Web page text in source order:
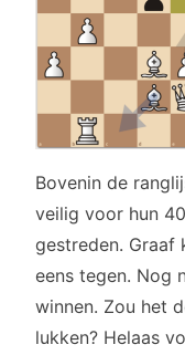
Bovenin de
veilig voor hun
gestreden. Graaf
eens tegen. Nog
winnen. Zou het
lukken? Helaas